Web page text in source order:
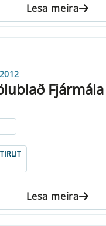
Lesa meira
Lesa meira